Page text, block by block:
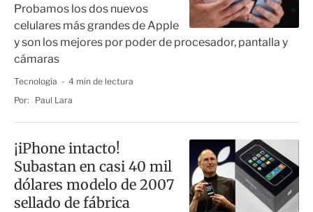
Probamos los dos nuevos
celulares más grandes de Apple
y son los mejores por poder de procesador, pantalla y
cámaras
Tecnología
4 min de lectura
Por:
Paul Lara
¡iPhone intacto!
Subastan en casi 40 mil
dólares modelo de 2007
sellado de fábrica